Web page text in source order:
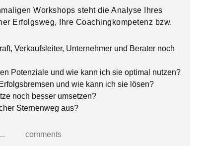
Workshops steht die Analyse Ihres
Erfolgsweg, Ihre Coachingkompetenz bzw.
Verkaufsleiter, Unternehmer und Berater noch
Potenziale und wie kann ich sie optimal nutzen?
und wie kann ich sie lösen?
noch besser umsetzen?
Sternenweg aus?
comments